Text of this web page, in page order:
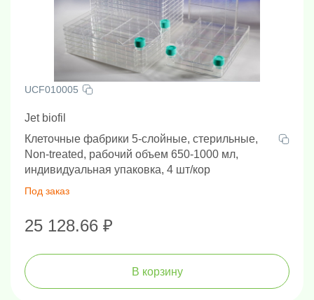
UCF010005
Jet biofil
Клеточные фабрики 5-слойные, стерильные,
Non-treated, рабочий объем 650-1000 мл,
индивидуальная упаковка, 4 шт/кор
Под заказ
25 128.66 ₽
В корзину